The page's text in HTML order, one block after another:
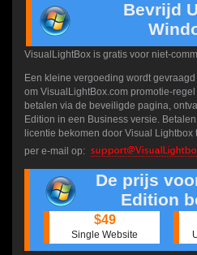
Bevrijd
VisualLightBox is gratis voor niet-
Een kleine vergoeding wordt
om VisualLightBox.com promotie-
betalen via de beveiligde pagina,
Edition in een Business versie.
licentie bekomen door Visual
per e-mail op:
De prijs
Edition
$49
Single Website